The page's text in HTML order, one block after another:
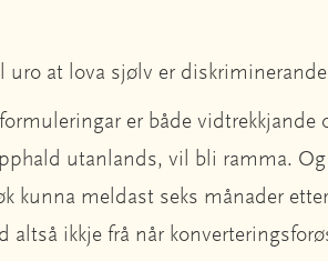
at lova sjølv er
er både vidtrekkjande
utanlands, vil bli ramma.
kunna meldast seks månader
altså ikkje frå når